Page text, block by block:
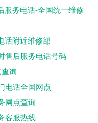
服务电话-全国统一维修
话附近维修部
售后服务电话号码
询
电话全国网点
网点查询
客服热线